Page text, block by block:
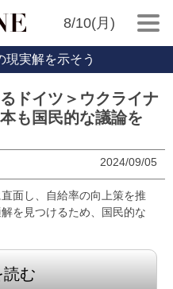
8/10(月)
現実解を示そう
ドイツ＞ウクライナ
も国民的な議論を
2024/09/05
面し、自給率の向上策を推
を見つけるため、国民的な
読む